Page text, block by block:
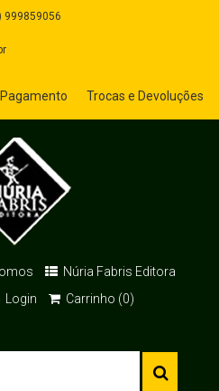
999859056
Trocas e Devoluções
Núria Fabris Editora
Login Carrinho (0)